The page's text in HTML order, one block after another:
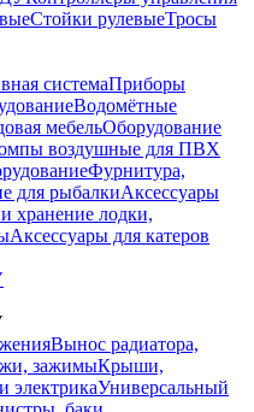
Стойки рулевыеТросы
системаПриборы
Водомётные
мебельОборудование
воздушные для ПВХ
Фурнитура,
для рыбалкиАксессуары
хранение лодки,
Аксессуары для катеров
Вынос радиатора,
зажимыКрыши,
электрикаУниверсальный